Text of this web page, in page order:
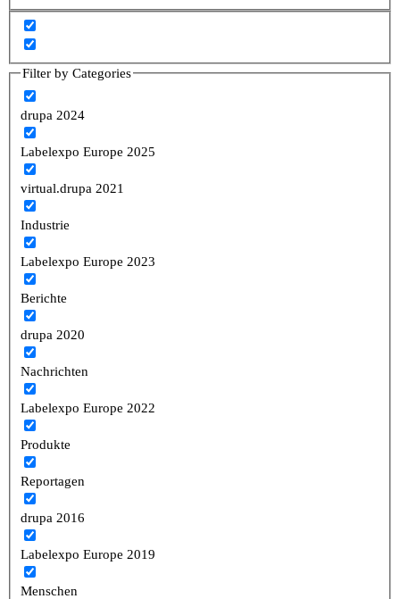
Filter by Categories
drupa 2024
Labelexpo Europe 2025
virtual.drupa 2021
Industrie
Labelexpo Europe 2023
Berichte
drupa 2020
Nachrichten
Labelexpo Europe 2022
Produkte
Reportagen
drupa 2016
Labelexpo Europe 2019
Menschen